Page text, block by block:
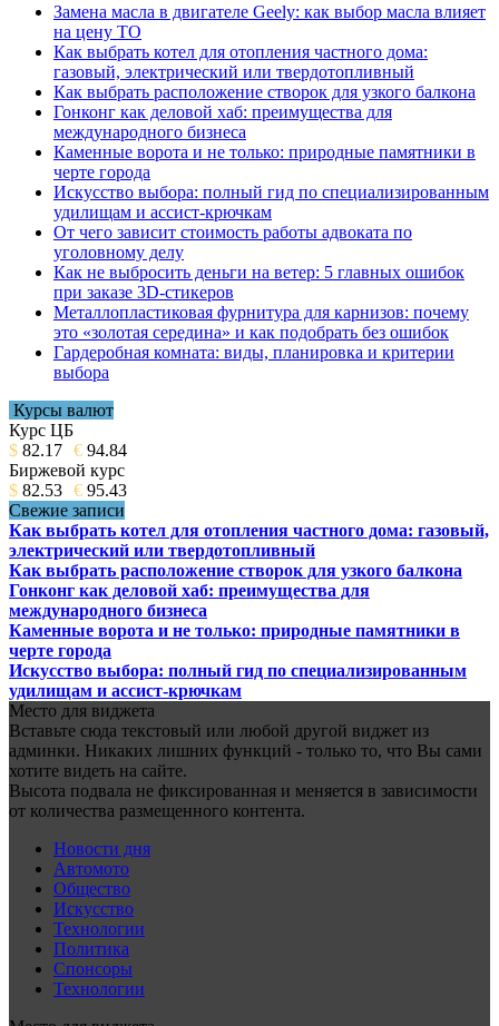
Замена масла в двигателе Geely: как выбор масла влияет
на цену ТО
Как выбрать котел для отопления частного дома:
газовый, электрический или твердотопливный
Как выбрать расположение створок для узкого балкона
Гонконг как деловой хаб: преимущества для
международного бизнеса
Каменные ворота и не только: природные памятники в
черте города
Искусство выбора: полный гид по специализированным
удилищам и ассист-крючкам
От чего зависит стоимость работы адвоката по
уголовному делу
Как не выбросить деньги на ветер: 5 главных ошибок
при заказе 3D-стикеров
Металлопластиковая фурнитура для карнизов: почему
это «золотая середина» и как подобрать без ошибок
Гардеробная комната: виды, планировка и критерии
выбора
Курсы валют
Курс ЦБ
$ 82.17 € 94.84
Биржевой курс
$ 82.53 € 95.43
Свежие записи
Как выбрать котел для отопления частного дома: газовый,
электрический или твердотопливный
Как выбрать расположение створок для узкого балкона
Гонконг как деловой хаб: преимущества для
международного бизнеса
Каменные ворота и не только: природные памятники в
черте города
Искусство выбора: полный гид по специализированным
удилищам и ассист-крючкам
Место для виджета
Вставьте сюда текстовый или любой другой виджет из
админки. Никаких лишних функций - только то, что Вы сами
хотите видеть на сайте.
Высота подвала не фиксированная и меняется в зависимости
от количества размещенного контента.
Новости дня
Автомото
Общество
Искусство
Технологии
Политика
Спонсоры
Технологии